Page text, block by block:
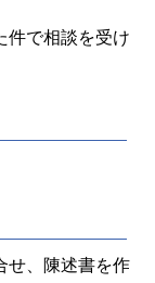
件で相談を受け
せ、陳述書を作